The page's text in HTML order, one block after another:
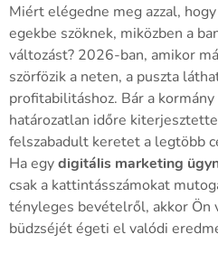
Miért elégedne meg azzal,
egekbe szöknek, miközben a
változást? 2026-ban, amikor
szörfözik a neten, a puszta
profitabilitáshoz. Bár a
határozatlan időre
felszabadult keretet a legtöbb
Ha egydigitális marketing
csak a kattintásszámokat
tényleges bevételről, akkor Ön
büdzséjét égeti el valódi